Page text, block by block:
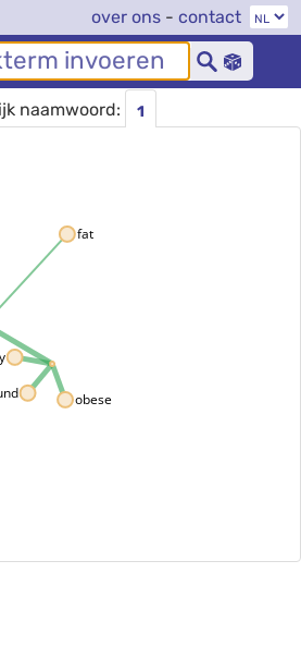
over ons - contact
naamwoord: 1
obese
fat